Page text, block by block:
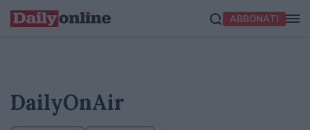
ABBONATI
DailyOnAir